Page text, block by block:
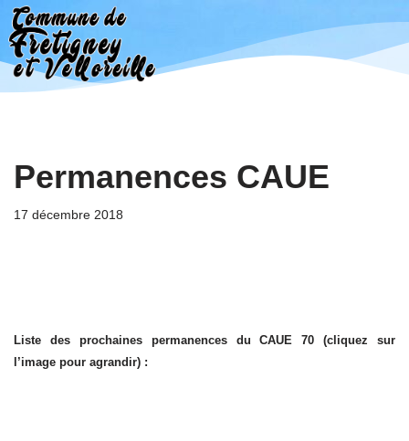
Aller
au
contenu
Permanences CAUE
17 décembre 2018
Liste des prochaines permanences du CAUE 70 (cliquez sur
l’image pour agrandir) :